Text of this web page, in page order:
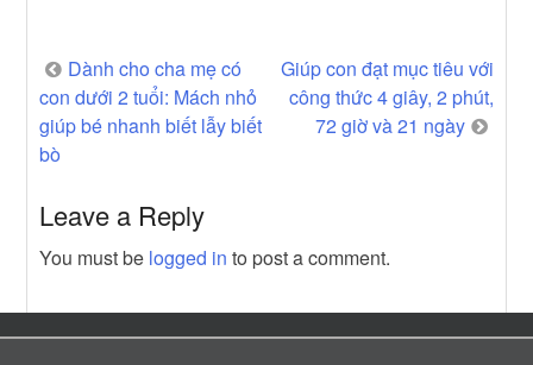
Post
navigation
Dành cho cha mẹ có
con dưới 2 tuổi: Mách nhỏ
giúp bé nhanh biết lẫy biết
bò
Giúp con đạt mục tiêu với
công thức 4 giây, 2 phút,
72 giờ và 21 ngày
Leave a Reply
You must be logged in to post a comment.